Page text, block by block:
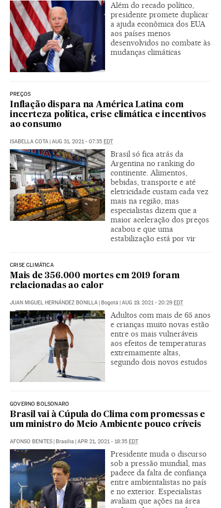
Além do recado político,
presidente promete duplicar
a ajuda econômica dos EUA
aos países menos
desenvolvidos no combate às
mudanças climáticas
PREÇOS
Inflação dispara na América Latina com
incerteza política, crise climática e incentivos
ao consumo
ISABELLA COTA AUG 31, 2021 - 07:35 EDT
Brasil só fica atrás da
Argentina no ranking do
continente. Alimentos,
bebidas, transporte e até
eletricidade custam cada vez
mais na região, mas
especialistas dizem que a
maior aceleração dos preços
acabou e que uma
estabilização está por vir
CRISE CLIMÁTICA
Mais de 356.000 mortes em 2019 foram
relacionadas ao calor
JUAN MIGUEL HERNÁNDEZ BONILLA Bogotá AUG 19, 2021 - 20:29 EDT
Adultos com mais de 65 anos
e crianças muito novas estão
entre os mais vulneráveis
aos efeitos de temperaturas
extremamente altas,
segundo dois novos estudos
GOVERNO BOLSONARO
Brasil vai à Cúpula do Clima com promessas e
um ministro do Meio Ambiente pouco críveis
AFONSO BENITES | Brasília | APR 21, 2021 - 18:35 EDT
Presidente muda o discurso
sob a pressão mundial, mas
padece da falta de confiança
entre ambientalistas no país
e no exterior. Especialistas
avaliam que ações na área